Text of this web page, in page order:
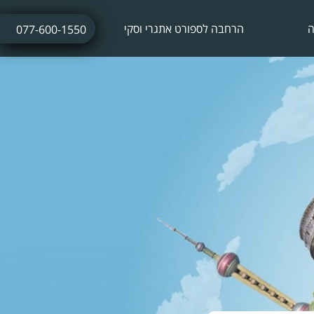
הרחבה לספורט אתגרי וסקי
ביטוח חו"ל לתחרויות ספורט
ביטוח נסיעות לתרמילאים
ביטוח נסיעות עסקיות
ביטוח נסיעות לשייט הפלגה
077-600-1550